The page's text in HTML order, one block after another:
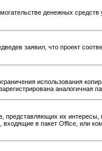
денежных
заявил, что проект
использования
аналогичная
их
в пакет Office, или